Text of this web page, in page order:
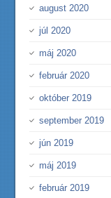
august 2020
júl 2020
máj 2020
február 2020
október 2019
september 2019
jún 2019
máj 2019
február 2019